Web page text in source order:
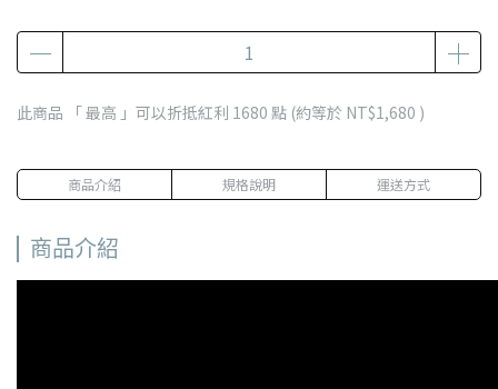
此商品 「 最高 」可以折抵紅利 1680 點 (約等於 NT$1,680 )
商品介紹 規格說明 運送方式
商品介紹